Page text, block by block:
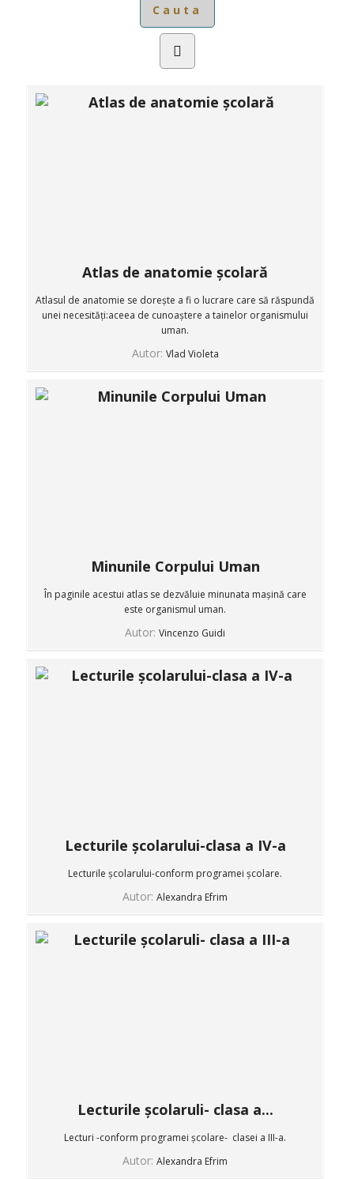
Atlas de anatomie școlară
Atlasul de anatomie se dorește a fi o lucrare care să răspundă
unei necesități:aceea de cunoaștere a tainelor organismului
uman.
Autor: Vlad Violeta
Minunile Corpului Uman
În paginile acestui atlas se dezvăluie minunata mașină care
este organismul uman.
Autor: Vincenzo Guidi
Lecturile școlarului-clasa a IV-a
Lecturile școlarului-conform programei școlare.
Autor: Alexandra Efrim
Lecturile școlaruli- clasa a...
Lecturi -conform programei școlare- clasei a III-a.
Autor: Alexandra Efrim